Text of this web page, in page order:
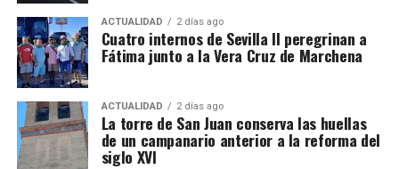
ACTUALIDAD 2 días ago
Cuatro internos de Sevilla II peregrinan a
Fátima junto a la Vera Cruz de Marchena
ACTUALIDAD 2 días ago
La torre de San Juan conserva las huellas
de un campanario anterior a la reforma del
siglo XVI